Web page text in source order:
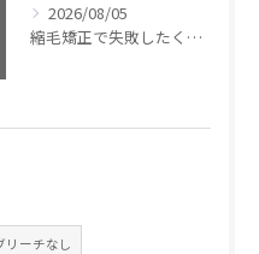
2026/08/05
縮毛矯正で失敗したくない方へ【銀座・美容室WISTERIA】
リーチなし